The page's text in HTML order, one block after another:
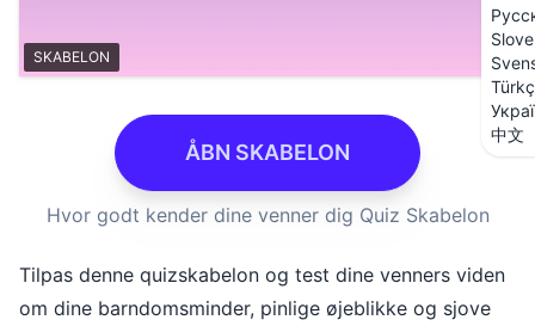
中文
SKABELON
ÅBN SKABELON
Hvor godt kender dine venner dig Quiz Skabelon
Tilpas denne quizskabelon og test dine venners viden
om dine barndomsminder, pinlige øjeblikke og sjove